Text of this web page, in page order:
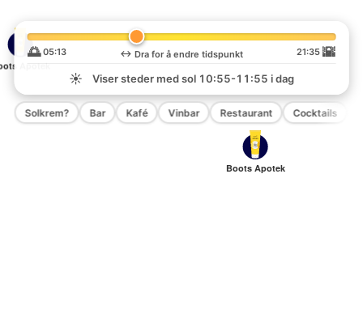
Boots Apotek
Apotek
🌅 05:13 ↔️ Dra for å endre tidspunkt 21:35 🌇
☀️
Viser steder med sol 10:55-11:55 i dag
Solkrem? Bar Kafé Vinbar Restaurant Cocktails